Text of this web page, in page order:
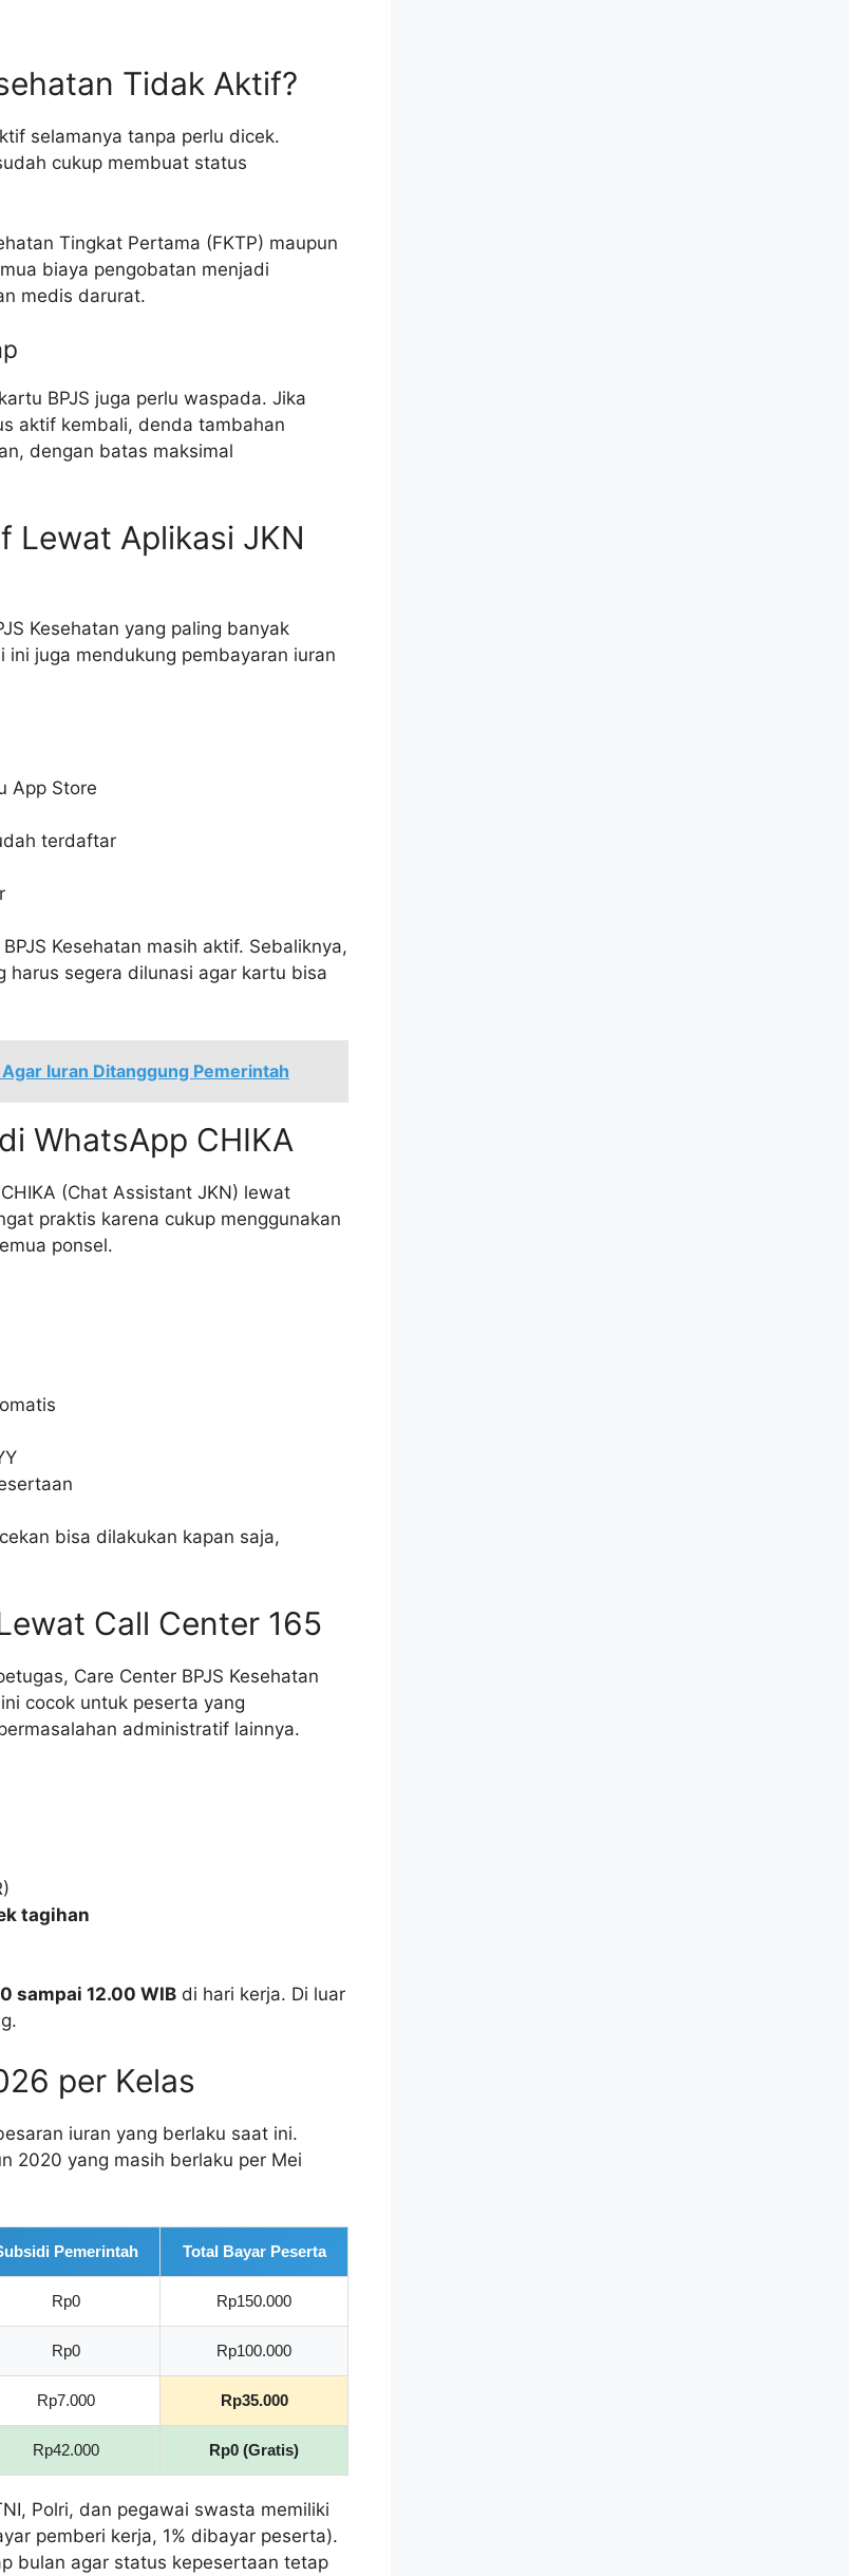
Tidak Aktif?
selamanya tanpa perlu dicek.
cukup membuat status
Tingkat Pertama (FKTP) maupun
biaya pengobatan menjadi
medis darurat.
BPJS juga perlu waspada. Jika
aktif kembali, denda tambahan
dengan batas maksimal
Lewat Aplikasi JKN
Kesehatan yang paling banyak
ini juga mendukung pembayaran iuran
App Store
terdaftar
Kesehatan masih aktif. Sebaliknya,
harus segera dilunasi agar kartu bisa
Iuran Ditanggung Pemerintah
WhatsApp CHIKA
(Chat Assistant JKN) lewat
praktis karena cukup menggunakan
ponsel.
bisa dilakukan kapan saja,
Call Center 165
Care Center BPJS Kesehatan
cocok untuk peserta yang
administratif lainnya.
tagihan
sampai 12.00 WIB di hari kerja. Di luar
per Kelas
iuran yang berlaku saat ini.
2020 yang masih berlaku per Mei
Pemerintah Total Bayar Peserta
Rp0 Rp150.000
Rp0 Rp100.000
Rp7.000 Rp35.000
Rp42.000 Rp0 (Gratis)
Polri, dan pegawai swasta memiliki
pemberi kerja, 1% dibayar peserta).
bulan agar status kepesertaan tetap